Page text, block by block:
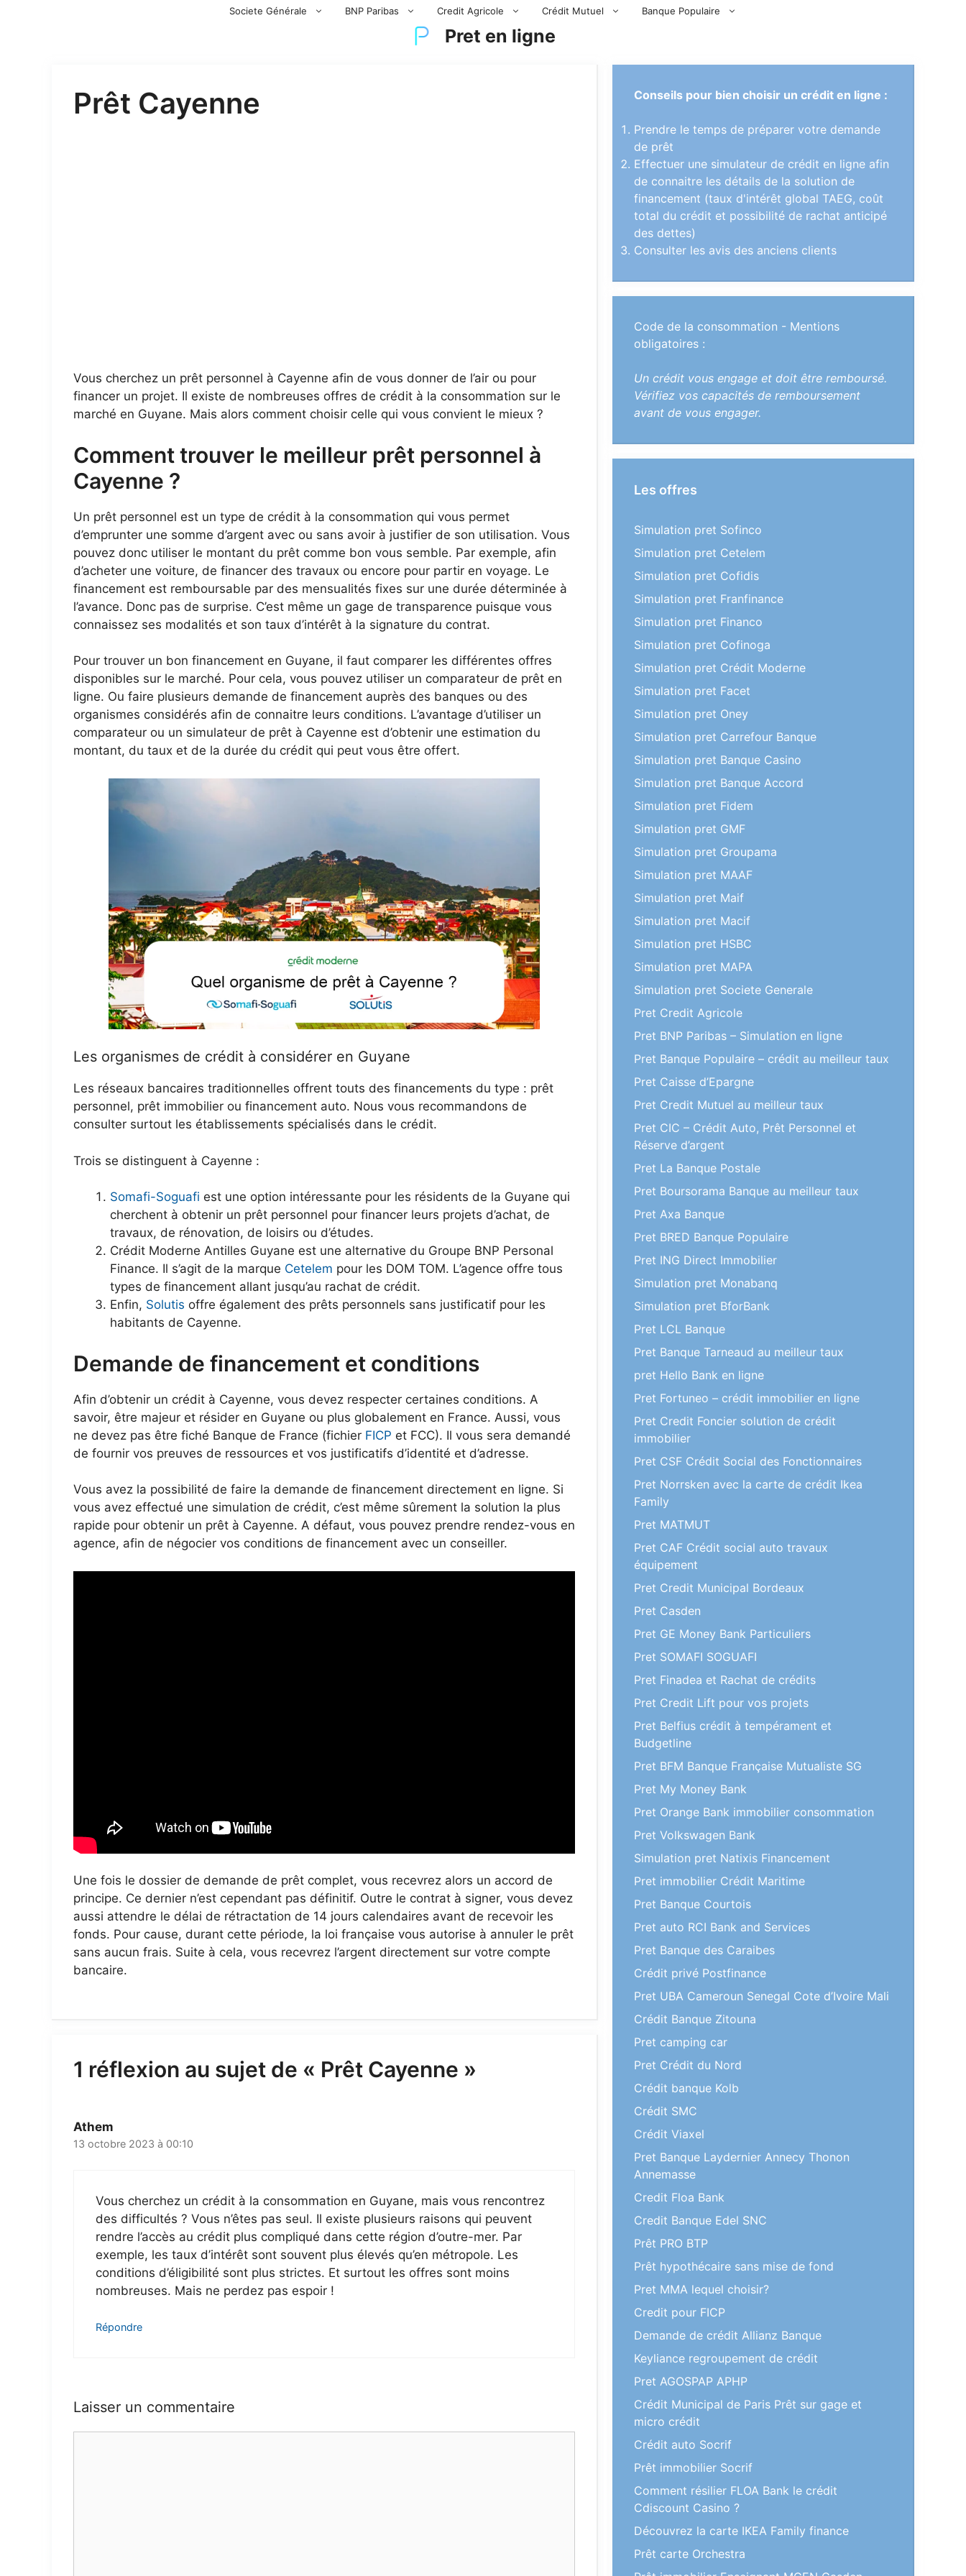
Societe Générale BNP Paribas Credit Agricole Crédit Mutuel Banque Populaire
Pret en ligne
Prêt Cayenne
Vous cherchez un prêt personnel à Cayenne afin de vous donner de l’air ou pour
financer un projet. Il existe de nombreuses offres de crédit à la consommation sur le
marché en Guyane. Mais alors comment choisir celle qui vous convient le mieux ?
Comment trouver le meilleur prêt personnel à
Cayenne ?
Un prêt personnel est un type de crédit à la consommation qui vous permet
d’emprunter une somme d’argent avec ou sans avoir à justifier de son utilisation. Vous
pouvez donc utiliser le montant du prêt comme bon vous semble. Par exemple, afin
d’acheter une voiture, de financer des travaux ou encore pour partir en voyage. Le
financement est remboursable par des mensualités fixes sur une durée déterminée à
l’avance. Donc pas de surprise. C’est même un gage de transparence puisque vous
connaissez ses modalités et son taux d’intérêt à la signature du contrat.
Pour trouver un bon financement en Guyane, il faut comparer les différentes offres
disponibles sur le marché. Pour cela, vous pouvez utiliser un comparateur de prêt en
ligne. Ou faire plusieurs demande de financement auprès des banques ou des
organismes considérés afin de connaitre leurs conditions. L’avantage d’utiliser un
comparateur ou un simulateur de prêt à Cayenne est d’obtenir une estimation du
montant, du taux et de la durée du crédit qui peut vous être offert.
Les organismes de crédit à considérer en Guyane
Les réseaux bancaires traditionnelles offrent touts des financements du type : prêt
personnel, prêt immobilier ou financement auto. Nous vous recommandons de
consulter surtout les établissements spécialisés dans le crédit.
Trois se distinguent à Cayenne :
Somafi-Soguafi est une option intéressante pour les résidents de la Guyane qui
cherchent à obtenir un prêt personnel pour financer leurs projets d’achat, de
travaux, de rénovation, de loisirs ou d’études.
Crédit Moderne Antilles Guyane est une alternative du Groupe BNP Personal
Finance. Il s’agit de la marque Cetelem pour les DOM TOM. L’agence offre tous
types de financement allant jusqu’au rachat de crédit.
Enfin, Solutis offre également des prêts personnels sans justificatif pour les
habitants de Cayenne.
Demande de financement et conditions
Afin d’obtenir un crédit à Cayenne, vous devez respecter certaines conditions. A
savoir, être majeur et résider en Guyane ou plus globalement en France. Aussi, vous
ne devez pas être fiché Banque de France (fichier FICP et FCC). Il vous sera demandé
de fournir vos preuves de ressources et vos justificatifs d’identité et d’adresse.
Vous avez la possibilité de faire la demande de financement directement en ligne. Si
vous avez effectué une simulation de crédit, c’est même sûrement la solution la plus
rapide pour obtenir un prêt à Cayenne. A défaut, vous pouvez prendre rendez-vous en
agence, afin de négocier vos conditions de financement avec un conseiller.
Une fois le dossier de demande de prêt complet, vous recevrez alors un accord de
principe. Ce dernier n’est cependant pas définitif. Outre le contrat à signer, vous devez
aussi attendre le délai de rétractation de 14 jours calendaires avant de recevoir les
fonds. Pour cause, durant cette période, la loi française vous autorise à annuler le prêt
sans aucun frais. Suite à cela, vous recevrez l’argent directement sur votre compte
bancaire.
1 réflexion au sujet de « Prêt Cayenne »
Athem
13 octobre 2023 à 00:10
Vous cherchez un crédit à la consommation en Guyane, mais vous rencontrez
des difficultés ? Vous n’êtes pas seul. Il existe plusieurs raisons qui peuvent
rendre l’accès au crédit plus compliqué dans cette région d’outre-mer. Par
exemple, les taux d’intérêt sont souvent plus élevés qu’en métropole. Les
conditions d’éligibilité sont plus strictes. Et surtout les offres sont moins
nombreuses. Mais ne perdez pas espoir !
Répondre
Laisser un commentaire
Conseils pour bien choisir un crédit en ligne :
Prendre le temps de préparer votre demande
de prêt
Effectuer une simulateur de crédit en ligne afin
de connaitre les détails de la solution de
financement (taux d'intérêt global TAEG, coût
total du crédit et possibilité de rachat anticipé
des dettes)
Consulter les avis des anciens clients
Code de la consommation - Mentions
obligatoires :
Un crédit vous engage et doit être remboursé.
Vérifiez vos capacités de remboursement
avant de vous engager.
Les offres
Simulation pret Sofinco
Simulation pret Cetelem
Simulation pret Cofidis
Simulation pret Franfinance
Simulation pret Financo
Simulation pret Cofinoga
Simulation pret Crédit Moderne
Simulation pret Facet
Simulation pret Oney
Simulation pret Carrefour Banque
Simulation pret Banque Casino
Simulation pret Banque Accord
Simulation pret Fidem
Simulation pret GMF
Simulation pret Groupama
Simulation pret MAAF
Simulation pret Maif
Simulation pret Macif
Simulation pret HSBC
Simulation pret MAPA
Simulation pret Societe Generale
Pret Credit Agricole
Pret BNP Paribas – Simulation en ligne
Pret Banque Populaire – crédit au meilleur taux
Pret Caisse d’Epargne
Pret Credit Mutuel au meilleur taux
Pret CIC – Crédit Auto, Prêt Personnel et
Réserve d’argent
Pret La Banque Postale
Pret Boursorama Banque au meilleur taux
Pret Axa Banque
Pret BRED Banque Populaire
Pret ING Direct Immobilier
Simulation pret Monabanq
Simulation pret BforBank
Pret LCL Banque
Pret Banque Tarneaud au meilleur taux
pret Hello Bank en ligne
Pret Fortuneo – crédit immobilier en ligne
Pret Credit Foncier solution de crédit
immobilier
Pret CSF Crédit Social des Fonctionnaires
Pret Norrsken avec la carte de crédit Ikea
Family
Pret MATMUT
Pret CAF Crédit social auto travaux
équipement
Pret Credit Municipal Bordeaux
Pret Casden
Pret GE Money Bank Particuliers
Pret SOMAFI SOGUAFI
Pret Finadea et Rachat de crédits
Pret Credit Lift pour vos projets
Pret Belfius crédit à tempérament et
Budgetline
Pret BFM Banque Française Mutualiste SG
Pret My Money Bank
Pret Orange Bank immobilier consommation
Pret Volkswagen Bank
Simulation pret Natixis Financement
Pret immobilier Crédit Maritime
Pret Banque Courtois
Pret auto RCI Bank and Services
Pret Banque des Caraibes
Crédit privé Postfinance
Pret UBA Cameroun Senegal Cote d’Ivoire Mali
Crédit Banque Zitouna
Pret camping car
Pret Crédit du Nord
Crédit banque Kolb
Crédit SMC
Crédit Viaxel
Pret Banque Laydernier Annecy Thonon
Annemasse
Credit Floa Bank
Credit Banque Edel SNC
Prêt PRO BTP
Prêt hypothécaire sans mise de fond
Pret MMA lequel choisir?
Credit pour FICP
Demande de crédit Allianz Banque
Keyliance regroupement de crédit
Pret AGOSPAP APHP
Crédit Municipal de Paris Prêt sur gage et
micro crédit
Crédit auto Socrif
Prêt immobilier Socrif
Comment résilier FLOA Bank le crédit
Cdiscount Casino ?
Découvrez la carte IKEA Family finance
Prêt carte Orchestra